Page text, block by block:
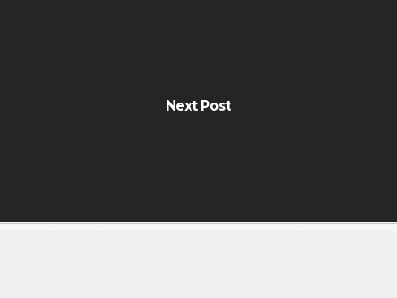
Next Post